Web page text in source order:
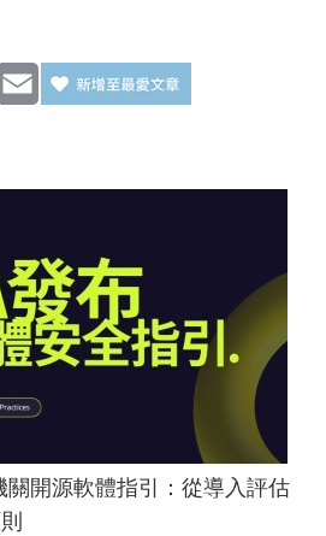
Email
關開源軟體指引：從導入評估